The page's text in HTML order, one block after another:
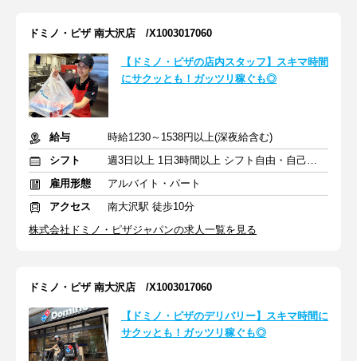
ドミノ・ピザ 南大沢店 /X1003017060
【ドミノ・ピザの店内スタッフ】スキマ時間
にサクッとも！ガッツリ稼ぐも◎
給与
時給1230～1538円以上(深夜給含む)
シフト
週3日以上 1日3時間以上 シフト自由・自己申告
雇用形態
アルバイト・パート
アクセス
南大沢駅 徒歩10分
株式会社ドミノ・ピザジャパンの求人一覧を見る
ドミノ・ピザ 南大沢店 /X1003017060
【ドミノ・ピザのデリバリー】スキマ時間に
サクッとも！ガッツリ稼ぐも◎